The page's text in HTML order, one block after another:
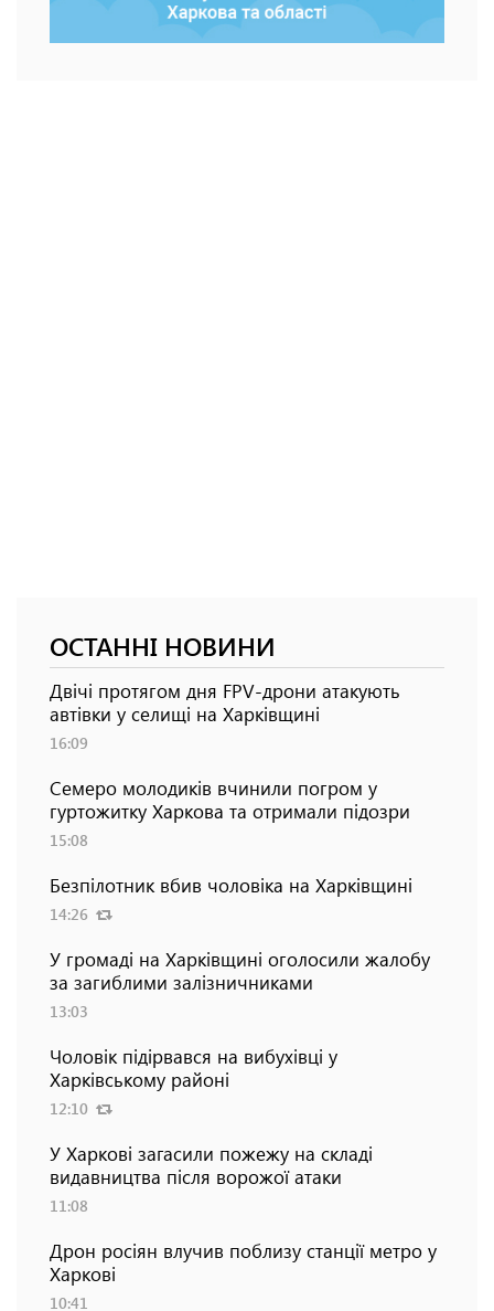
ОСТАННІ НОВИНИ
Двічі протягом дня FPV-дрони атакують
автівки у селищі на Харківщині
16:09
Семеро молодиків вчинили погром у
гуртожитку Харкова та отримали підозри
15:08
Безпілотник вбив чоловіка на Харківщині
14:26
У громаді на Харківщині оголосили жалобу
за загиблими залізничниками
13:03
Чоловік підірвався на вибухівці у
Харківському районі
12:10
У Харкові загасили пожежу на складі
видавництва після ворожої атаки
11:08
Дрон росіян влучив поблизу станції метро у
Харкові
10:41